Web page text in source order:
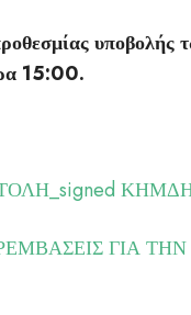
υποβολής
15:00.
ΓΙΑ